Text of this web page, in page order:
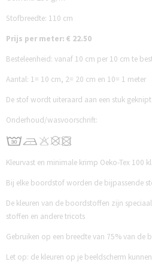
Stofbreedte: 110 cm
Prijs per meter: € 22.50
Besteleenheid: vanaf 10 cm per 10 cm te
Aantal: 1= 10 cm, 2= 20 cm en 10= 1 meter
De stof wordt uiteraard aan een stuk geknipt
Onderhoud/wasvoorschrift:
Kleurvast en minimale krimp Oeko-Tex 100
Bij elke boordstof worden de bijpassende
De kleuren van de boordstoffen zijn
stoffen en andere tricots
Gebruiken op een breedte van 75% van de
Let op: de kleuren op je beeldscherm